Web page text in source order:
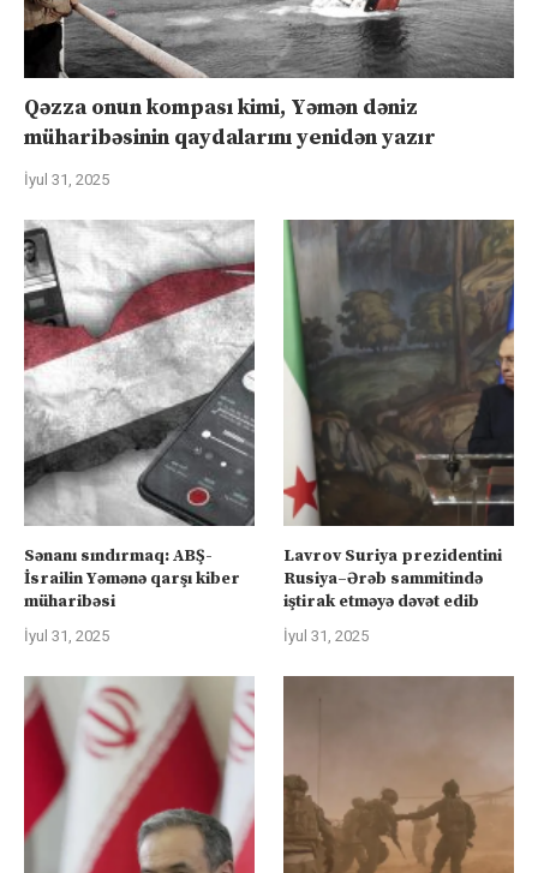
Qəzza onun kompası kimi, Yəmən dəniz
müharibəsinin qaydalarını yenidən yazır
İyul 31, 2025
Sənanı sındırmaq: ABŞ-
İsrailin Yəmənə qarşı kiber
müharibəsi
İyul 31, 2025
Lavrov Suriya prezidentini
Rusiya–Ərəb sammitində
iştirak etməyə dəvət edib
İyul 31, 2025